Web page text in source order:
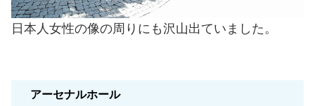
日本人女性の像の周りにも沢山出ていました。
アーセナルホール